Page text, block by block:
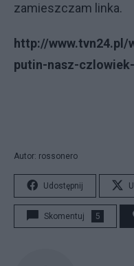
zamieszczam linka.
http://
putin-nasz-
Autor: rossonero
Udostępnij
Skomentuj 5